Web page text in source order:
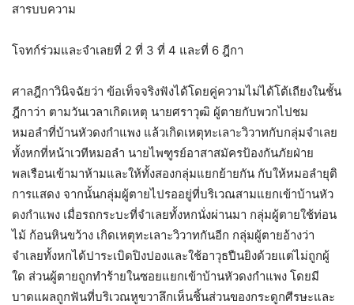
สารบบความ
โจทก์ร่วมและจำเลยที่ 2 ที่ 3 ที่ 4 และที่ 6 ฎีกา
ศาลฎีกาวินิจฉัยว่า ข้อเท็จจริงฟังได้โดยคู่ความไม่ได้โต้เถียงในชั้น
ฎีกาว่า ตามวันเวลาเกิดเหตุ นายศราวุฒิ ผู้ตายกับพวกไปชม
หมอลำที่บ้านหัวดงกำแพง แล้วเกิดเหตุทะเลาะวิวาทกับกลุ่มจำเลย
ทั้งหกที่หน้าเวทีหมอลำ นายไพฑูรย์อาสาสมัครป้องกันภัยฝ่าย
พลเรือนเข้ามาห้ามและให้ทั้งสองกลุ่มแยกย้ายกัน กับให้หมอลำยุติ
การแสดง จากนั้นกลุ่มผู้ตายไปรออยู่ที่บริเวณสามแยกเข้าบ้านหัว
ดงกำแพง เมื่อรถกระบะที่จำเลยทั้งหกนั่งผ่านมา กลุ่มผู้ตายใช้ท่อน
ไม้ ก้อนหินขว้าง เกิดเหตุทะเลาะวิวาทกันอีก กลุ่มผู้ตายอ้างว่า
จำเลยทั้งหกได้ปาระเบิดปิงปองและใช้อาวุธปืนยิงด้วยแต่ไม่ถูกผู้
ใด ส่วนผู้ตายถูกทำร้ายในซอยแยกเข้าบ้านหัวดงกำแพง โดยมี
บาดแผลถูกฟันที่บริเวณหูขวาลึกเห็นชิ้นส่วนของกระดูกศีรษะและ